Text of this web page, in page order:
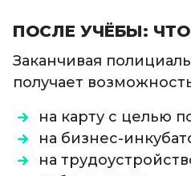
ПОСЛЕ УЧЁБЫ:
Заканчивая
получает
на карту с целью
на бизнес-
на